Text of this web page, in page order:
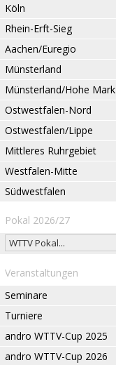
Köln
Rhein-Erft-Sieg
Aachen/Euregio
Münsterland
Münsterland/Hohe Mark
Ostwestfalen-Nord
Ostwestfalen/Lippe
Mittleres Ruhrgebiet
Westfalen-Mitte
Südwestfalen
Pokal 2026/27
Veranstaltungen
Seminare
Turniere
andro WTTV-Cup 2025
andro WTTV-Cup 2026